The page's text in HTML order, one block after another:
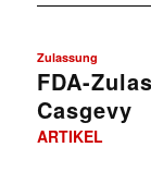
Zulassung
FDA-
Casgevy
ARTIKEL